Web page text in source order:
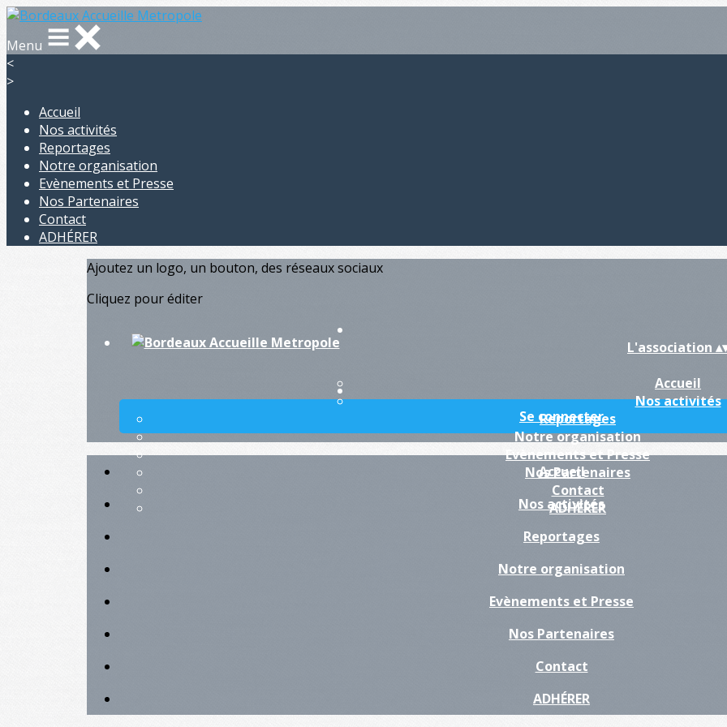
Menu
<
>
Accueil
Nos activités
Reportages
Notre organisation
Evènements et Presse
Nos Partenaires
Contact
ADHÉRER
Ajoutez un logo, un bouton, des réseaux sociaux
Cliquez pour éditer
L'association ▴
Accueil
Nos activités
Reportages
Notre organisation
Evènements et Presse
Nos Partenaires
Contact
ADHÉRER
Se connecter
Accueil
Nos activités
Reportages
Notre organisation
Evènements et Presse
Nos Partenaires
Contact
ADHÉRER